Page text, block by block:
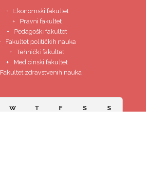
Ekonomski fakultet
Pravni fakultet
Pedagoški fakultet
Fakultet političkih nauka
Tehnički fakultet
Medicinski fakultet
Fakultet zdravstvenih nauka
W T F S S